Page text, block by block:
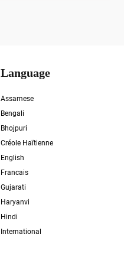
Language
Assamese
Bengali
Bhojpuri
Créole Haïtienne
English
Francais
Gujarati
Haryanvi
Hindi
International